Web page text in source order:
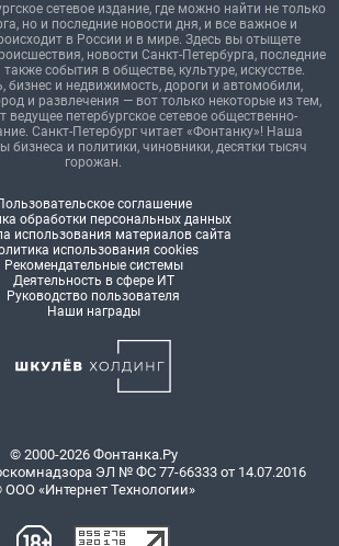
сетевое издание, где можно найти не только
но и последние новости дня, и все важное и
в России и в мире. Здесь вы отыщете
новости Санкт-Петербурга, последние
события в обществе, культуре, искусстве.
бизнес и недвижимость, дороги и автомобили,
и развлечения — вот только некоторые из тем,
ведущее петербургское сетевое общественно-
Санкт-Петербург читает «Фонтанку»! Наша
бизнеса и политики, чиновники, десятки тысяч
горожан.
соглашение
обработки персональных данных
использования материалов сайта
использования cookies
Рекомендательные системы
Деятельность в сфере ИТ
Руководство пользователя
Наши награды
© 2000-2026 Фонтанка.Ру
ЭЛ № ФС 77-66333 от 14.07.2016
ООО «Интернет Технологии»